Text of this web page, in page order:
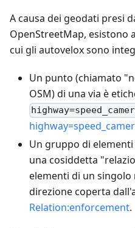
A causa dei geodati presi
OpenStreetMap, esistono
cui gli autovelox sono
Un punto (chiamato
OSM) di una via è
Un gruppo di
una cosiddetta
elementi di un singolo
direzione coperta
Relation:enforcement.